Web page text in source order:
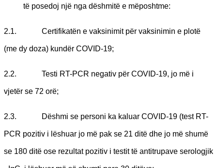
të posedoj një nga dëshmitë e mëposhtme:
2.1. Certifikatën e vaksinimit për vaksinimin e plotë
(me dy doza) kundër COVID-19;
2.2. Testi RT-PCR negativ për COVID-19, jo më i
vjetër se 72 orë;
2.3. Dëshmi se personi ka kaluar COVID-19 (test RT-
PCR pozitiv i lëshuar jo më pak se 21 ditë dhe jo më shumë
se 180 ditë ose rezultat pozitiv i testit të antitrupave serologjik